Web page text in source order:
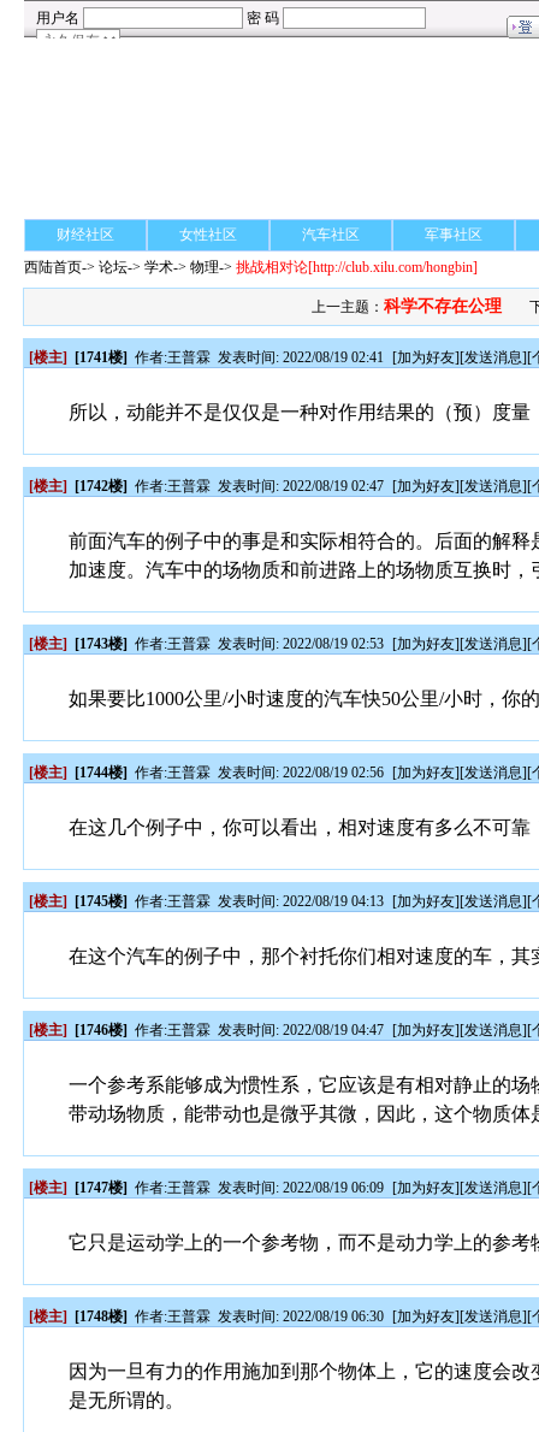
财经社区 女性社区 汽车社区
军事社区
西陆首页->论坛->学术-> 物理->挑战相对论[http://club.xilu.com/hongbin]
上一主题： 科学不存在公理
[楼主] [1741楼] 作者:王普霖 发表时间: 2022/08/19 02:41 [加为好友][发送消息][
所以，动能并不是仅仅是一种对作用结果的（预）度
[楼主] [1742楼] 作者:王普霖 发表时间: 2022/08/19 02:47 [加为好友][发送消息][
前面汽车的例子中的事是和实际相符合的。后面的解
加速度。汽车中的场物质和前进路上的场物质互换时，
[楼主] [1743楼] 作者:王普霖 发表时间: 2022/08/19 02:53 [加为好友][发送消息][
如果要比1000公里/小时速度的汽车快50公里/小时，你
[楼主] [1744楼] 作者:王普霖 发表时间: 2022/08/19 02:56 [加为好友][发送消息][
在这几个例子中，你可以看出，相对速度有多么不可靠
[楼主] [1745楼] 作者:王普霖 发表时间: 2022/08/19 04:13 [加为好友][发送消息][
在这个汽车的例子中，那个衬托你们相对速度的车，其
[楼主] [1746楼] 作者:王普霖 发表时间: 2022/08/19 04:47 [加为好友][发送消息][
一个参考系能够成为惯性系，它应该是有相对静止的
带动场物质，能带动也是微乎其微，因此，这个物质
[楼主] [1747楼] 作者:王普霖 发表时间: 2022/08/19 06:09 [加为好友][发送消息][
它只是运动学上的一个参考物，而不是动力学上的参考
[楼主] [1748楼] 作者:王普霖 发表时间: 2022/08/19 06:30 [加为好友][发送消息][
因为一旦有力的作用施加到那个物体上，它的速度会
是无所谓的。